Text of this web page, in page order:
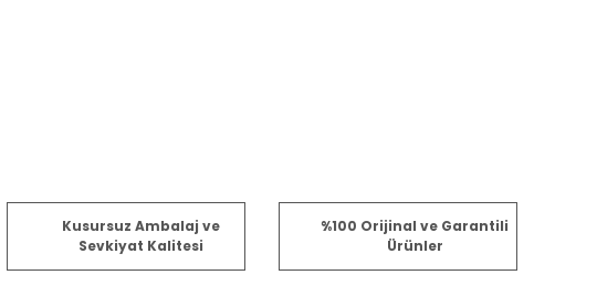
Kusursuz Ambalaj ve
Sevkiyat Kalitesi
%100 Orijinal ve Garantili
Ürünler